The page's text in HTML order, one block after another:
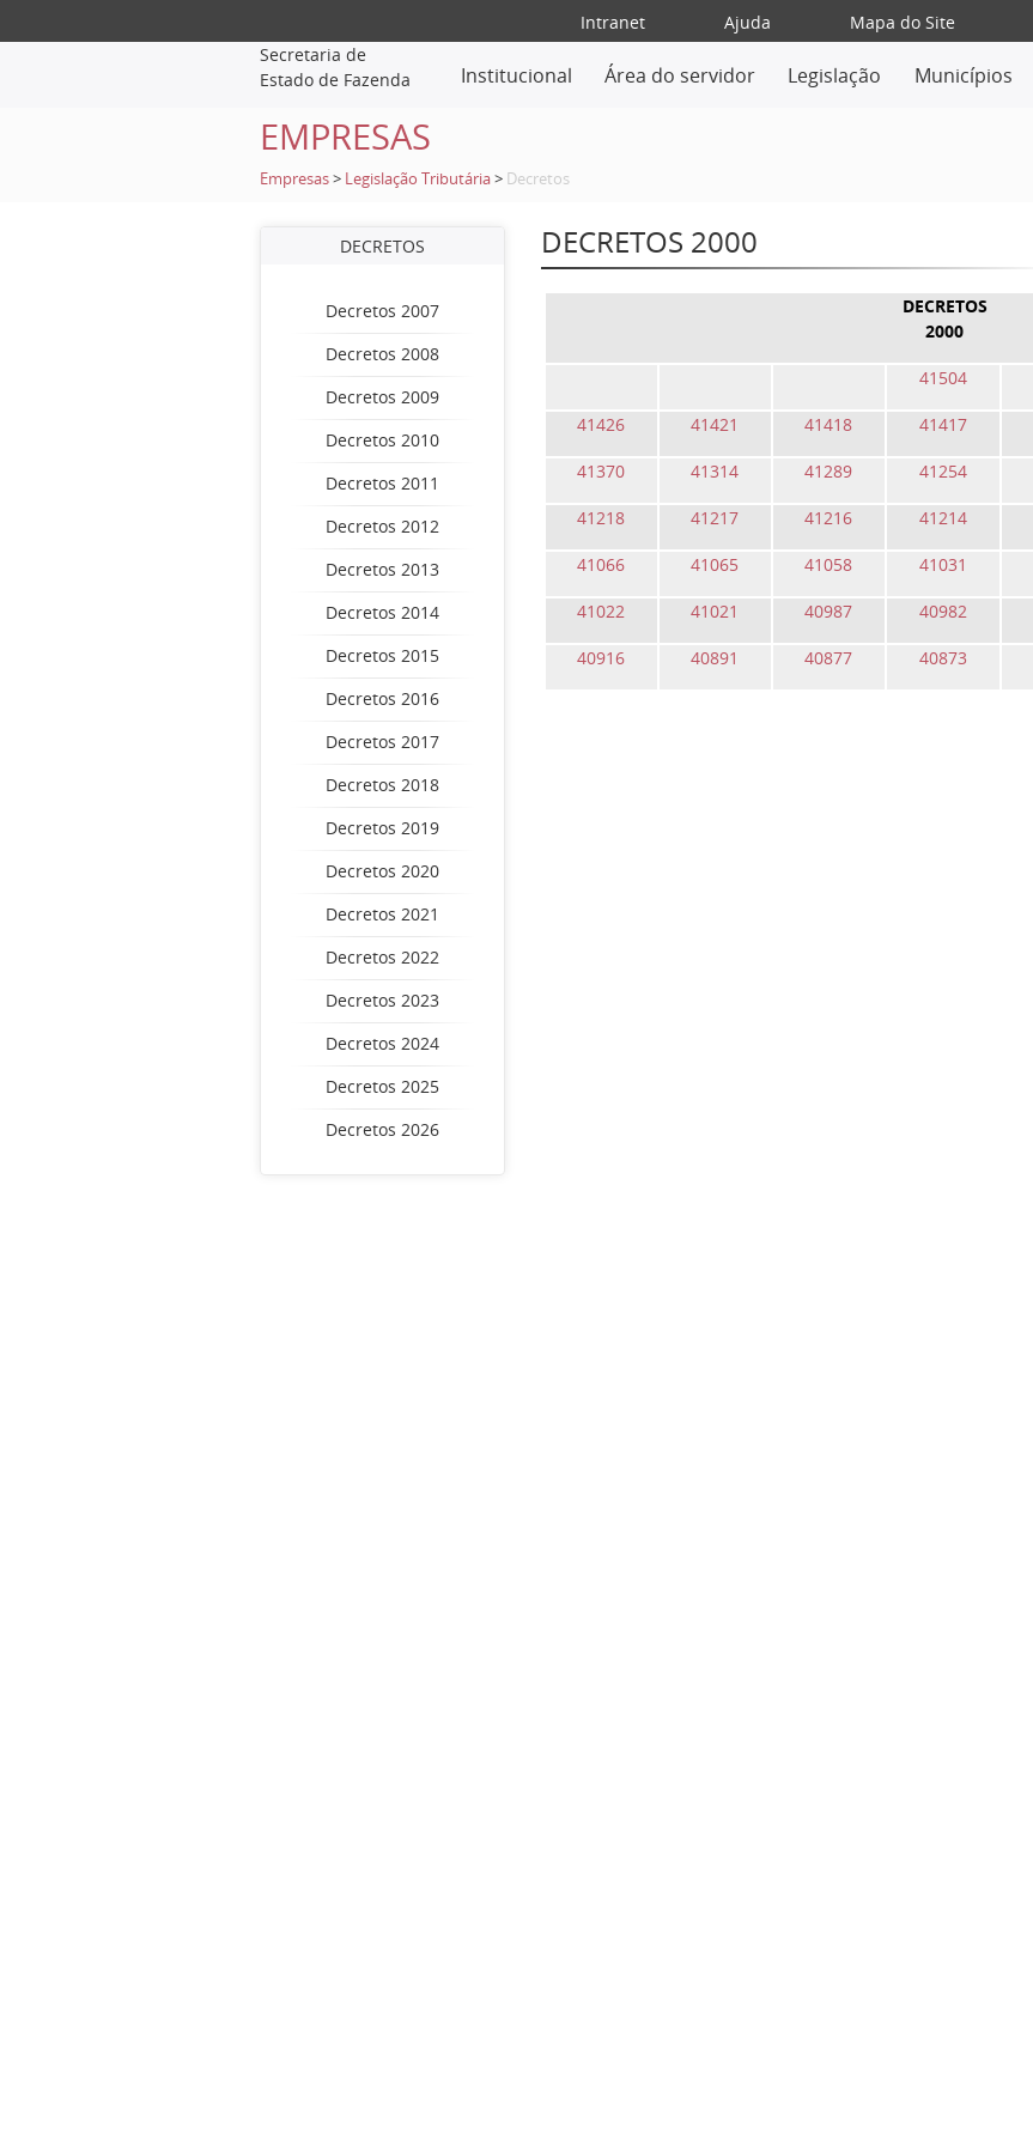
Intranet Ajuda Mapa do Site
Secretaria de
Estado de Fazenda
Institucional Área do servidor Legislação Municípios
EMPRESAS
Empresas > Legislação Tributária > Decretos
DECRETOS
Decretos 2007
Decretos 2008
Decretos 2009
Decretos 2010
Decretos 2011
Decretos 2012
Decretos 2013
Decretos 2014
Decretos 2015
Decretos 2016
Decretos 2017
Decretos 2018
Decretos 2019
Decretos 2020
Decretos 2021
Decretos 2022
Decretos 2023
Decretos 2024
Decretos 2025
Decretos 2026
DECRETOS 2000
DECRETOS
2000
41504
41426 41421 41418 41417
41370 41314 41289 41254
41218 41217 41216 41214
41066 41065 41058 41031
41022 41021 40987 40982
40916 40891 40877 40873